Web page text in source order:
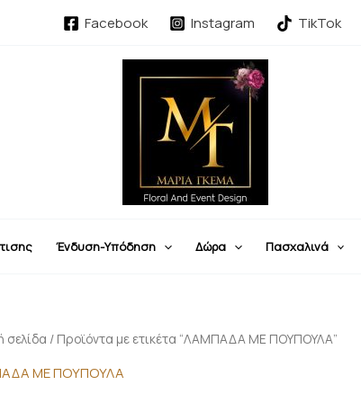
Facebook Instagram TikTok
Ένδυση-Υπόδηση Δώρα Πασχαλινά
σελίδα / Προϊόντα με ετικέτα “ΛΑΜΠΑΔΑ ΜΕ ΠΟΥΠΟΥΛΑ”
ΜΕ ΠΟΥΠΟΥΛΑ
by
latest